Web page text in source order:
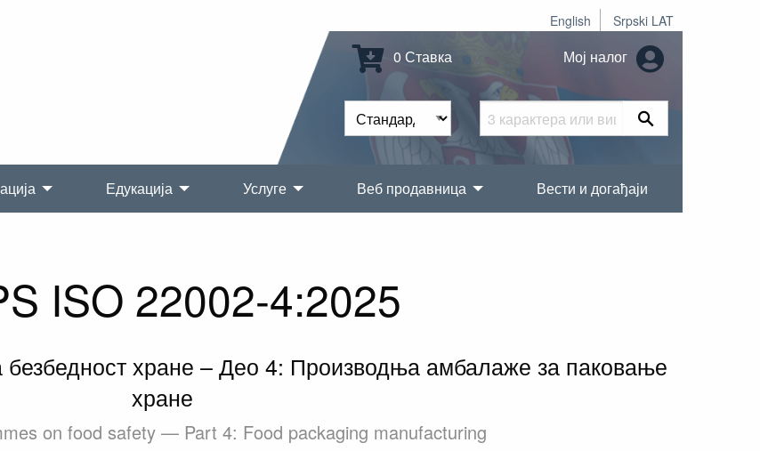
English Srpski LAT
0 Ставка Мој налог
Едукација Услуге Веб продавница Вести и догађаји
ISO 22002-4:2025
безбедност хране – Део 4: Производња амбалаже за паковање
хране
on food safety — Part 4: Food packaging manufacturing